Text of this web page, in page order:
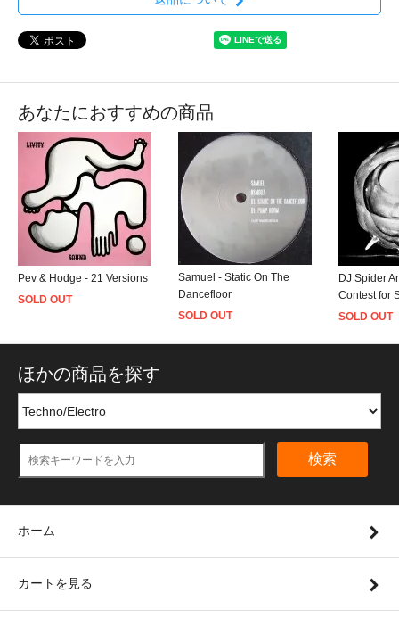
あなたにおすすめの商品
Pev & Hodge - 21 Versions
SOLD OUT
Samuel - Static On The
Dancefloor
SOLD OUT
DJ Spider
Contest for
SOLD OUT
ほかの商品を探す
検索
ホーム
カートを見る